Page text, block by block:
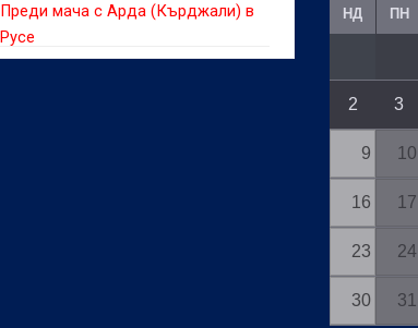
Преди мача с Арда (Кърджали) в
Русе
НД ПН
2 3
9 10
16 17
23 24
30 31